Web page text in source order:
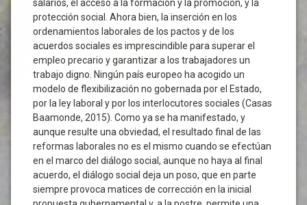
salarios, el acceso a la formación y la promoción, y la
protección social. Ahora bien, la inserción en los
ordenamientos laborales de los pactos y de los
acuerdos sociales es imprescindible para superar el
empleo precario y garantizar a los trabajadores un
trabajo digno. Ningún país europeo ha acogido un
modelo de flexibilización no gobernada por el Estado,
por la ley laboral y por los interlocutores sociales (Casas
Baamonde, 2015). Como ya se ha manifestado, y
aunque resulte una obviedad, el resultado final de las
reformas laborales no es el mismo cuando se efectúan
en el marco del diálogo social, aunque no haya al final
acuerdo, el diálogo social deja un poso, que en parte
siempre provoca matices de corrección en la inicial